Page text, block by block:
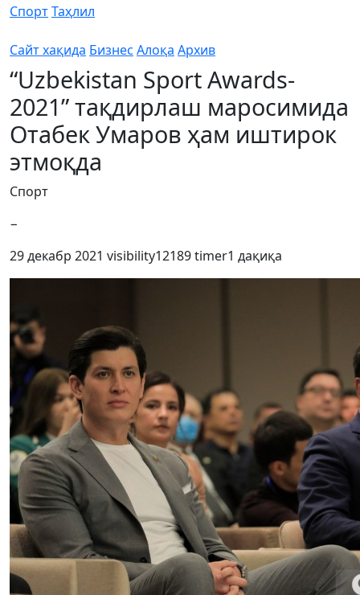
СпортТаҳлил
Сайт хақида Бизнес Алоқа Архив
“Uzbekistan Sport Awards-
2021” тақдирлаш маросимида
Отабек Умаров ҳам иштирок
этмоқда
Спорт
−
29 декабр 2021 visibility12189timer1 дақиқа